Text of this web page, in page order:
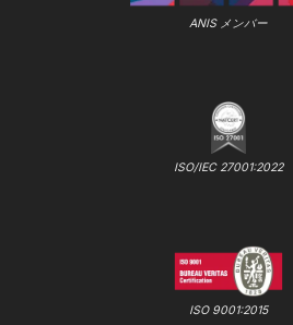
ANIS メンバー
ISO/IEC 27001:2022
ISO 9001:2015